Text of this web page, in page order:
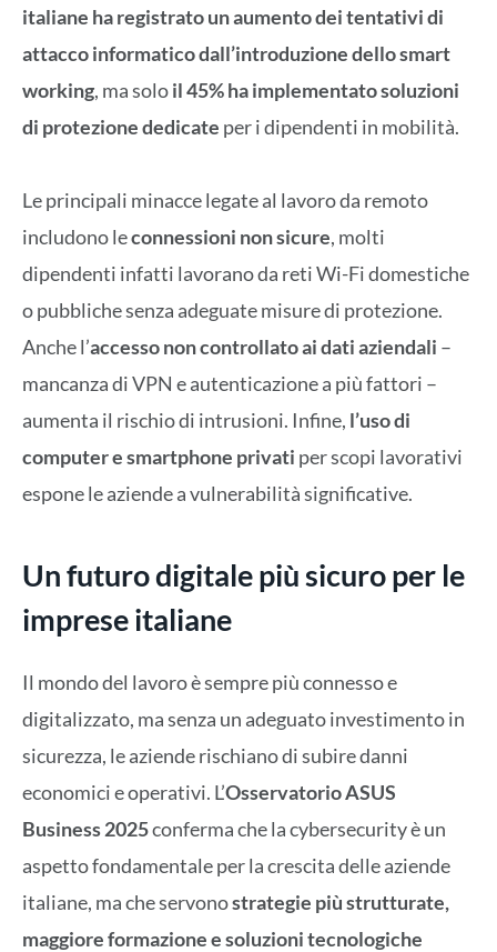
italiane ha registrato un aumento dei tentativi di
attacco informatico dall’introduzione dello smart
working, ma soloil 45% ha implementato soluzioni
di protezione dedicate per i dipendenti in mobilità.
Le principali minacce legate al lavoro da remoto
includono leconnessioni non sicure, molti
dipendenti infatti lavorano da reti Wi-Fi domestiche
o pubbliche senza adeguate misure di protezione.
Anche l’accesso non controllato ai dati aziendali –
mancanza di VPN e autenticazione a più fattori –
aumenta il rischio di intrusioni. Infine, l’uso di
computer e smartphone privati per scopi lavorativi
espone le aziende a vulnerabilità significative.
Un futuro digitale più sicuro per le
imprese italiane
Il mondo del lavoro è sempre più connesso e
digitalizzato, ma senza un adeguato investimento in
sicurezza, le aziende rischiano di subire danni
economici e operativi. L’Osservatorio ASUS
Business 2025conferma che la cybersecurity è un
aspetto fondamentale per la crescita delle aziende
italiane, ma che servonostrategie più strutturate,
maggiore formazione e soluzioni tecnologiche